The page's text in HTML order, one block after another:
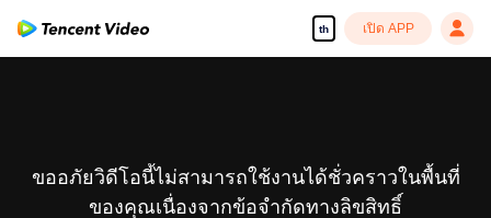
th เปิด APP
ขออภัยวิดีโอนี้ไม่สามารถใช้งานได้ชั่วคราวในพื้นที่
ของคุณเนื่องจากข้อจำกัดทางลิขสิทธิ์